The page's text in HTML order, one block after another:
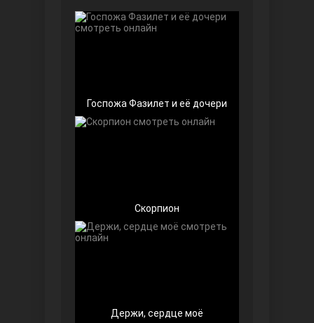
Чёрно-белая любовь
Девушка за стеклом
Госпожа Фазилет и её дочери
Скорпион
Держи, сердце моё